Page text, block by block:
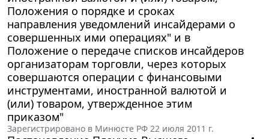
Положения о порядке и сроках
направления уведомлений инсайдерами о
совершенных ими операциях" и в
Положение о передаче списков инсайдеров
организаторам торговли, через которых
совершаются операции с финансовыми
инструментами, иностранной валютой и
(или) товаром, утвержденное этим
приказом"
Зарегистрировано в Минюсте РФ 22 июля 2011 г.